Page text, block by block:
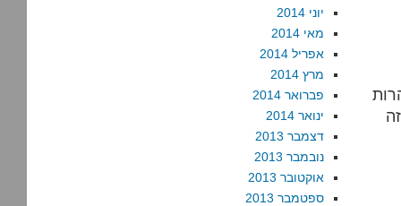
יוני 2014
מאי 2014
אפריל 2014
מרץ 2014
פברואר 2014
ינואר 2014
דצמבר 2013
נובמבר 2013
אוקטובר 2013
ספטמבר 2013